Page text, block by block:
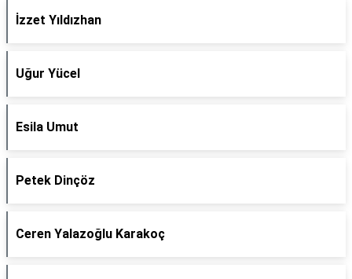
İzzet Yıldızhan
Uğur Yücel
Esila Umut
Petek Dinçöz
Ceren Yalazoğlu Karakoç